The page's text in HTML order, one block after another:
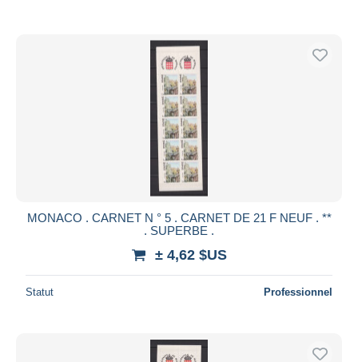
MONACO . CARNET N ° 5 . CARNET DE 21 F NEUF . **
. SUPERBE .
± 4,62 $US
Statut Professionnel